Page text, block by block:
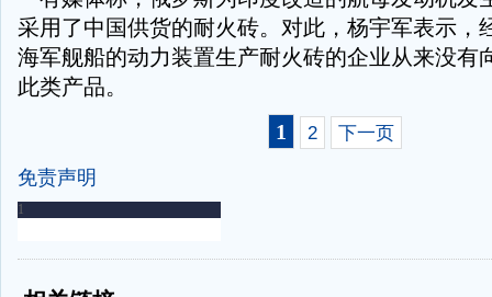
采用了中国供货的耐火砖。对此，杨宇军表示，
海军舰船的动力装置生产耐火砖的企业从来没有
此类产品。
1
2 下一页
免责声明
-